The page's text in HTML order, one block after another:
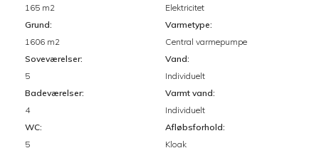
165 m2
Grund:
1606 m2
Soveværelser:
5
Badeværelser:
4
WC:
5
Elektricitet
Varmetype:
Central varmepumpe
Vand:
Individuelt
Varmt vand:
Individuelt
Afløbsforhold:
Kloak